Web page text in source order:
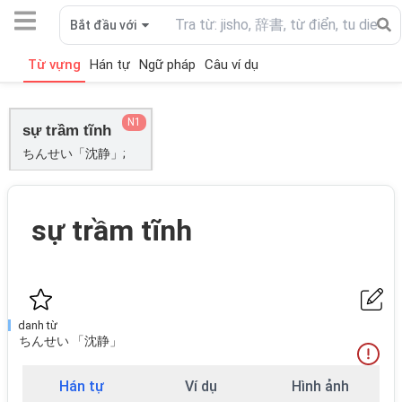
Bắt đầu với
Từ vựng Hán tự Ngữ pháp Câu ví dụ
sự trầm tĩnh
ちんせい「沈静」;
N1
sự trầm tĩnh
danh từ
ちんせい 「沈静」
Hán tự Ví dụ Hình ảnh